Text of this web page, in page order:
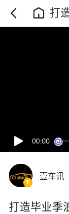
打
你
00:00
壹车讯
打造毕业季